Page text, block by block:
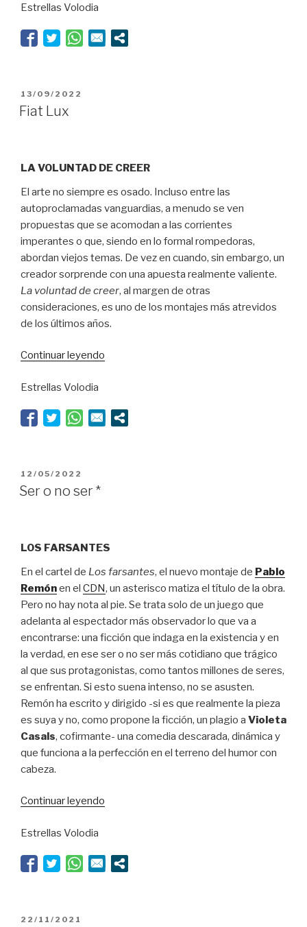
Estrellas Volodia
PUBLICADO
EL
13/09/2022
Fiat Lux
LA VOLUNTAD DE CREER
El arte no siempre es osado. Incluso entre las
autoproclamadas vanguardias, a menudo se ven
propuestas que se acomodan a las corrientes
imperantes o que, siendo en lo formal rompedoras,
abordan viejos temas. De vez en cuando, sin embargo, un
creador sorprende con una apuesta realmente valiente.
La voluntad de creer, al margen de otras
consideraciones, es uno de los montajes más atrevidos
de los últimos años.
Continuar leyendo
Estrellas Volodia
PUBLICADO
EL
12/05/2022
Ser o no ser *
LOS FARSANTES
En el cartel de Los farsantes, el nuevo montaje de Pablo
Remónen el CDN, un asterisco matiza el título de la obra.
Pero no hay nota al pie. Se trata solo de un juego que
adelanta al espectador más observador lo que va a
encontrarse: una ficción que indaga en la existencia y en
la verdad, en ese ser o no ser más cotidiano que trágico
al que sus protagonistas, como tantos millones de seres,
se enfrentan. Si esto suena intenso, no se asusten.
Remón ha escrito y dirigido -si es que realmente la pieza
es suya y no, como propone la ficción, un plagio a Violeta
Casals, cofirmante- una comedia descarada, dinámica y
que funciona a la perfección en el terreno del humor con
cabeza.
Continuar leyendo
*”
Estrellas Volodia
PUBLICADO
22/11/2021